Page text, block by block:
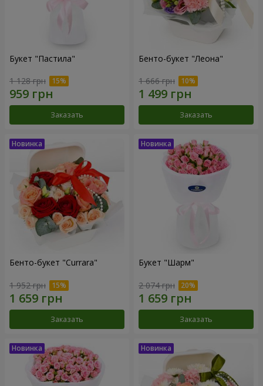
Букет "Пастила"
1 128 грн
Заказать
Бенто-букет "Леона"
1 666 грн
Заказать
Бенто-букет "Currara"
1 952 грн
Заказать
Букет "Шарм"
2 074 грн
Заказать